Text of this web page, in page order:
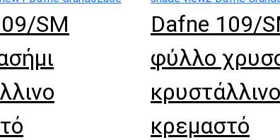
SM
Dafne 109/
φύλλο
κρυστάλλινο
κρεμαστό